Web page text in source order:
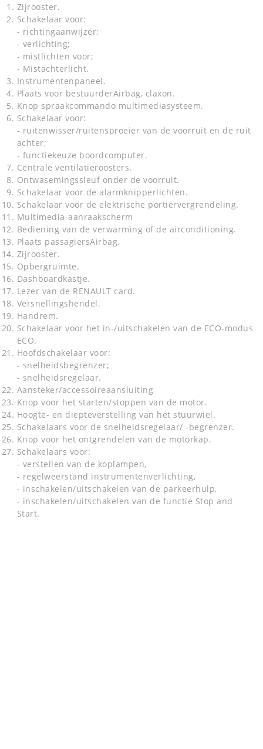
Zijrooster.
Schakelaar voor:
- richtingaanwijzer;
- verlichting;
- mistlichten voor;
- Mistachterlicht.
Instrumentenpaneel.
Plaats voor bestuurderAirbag, claxon.
Knop spraakcommando multimediasysteem.
Schakelaar voor:
- ruitenwisser/ruitensproeier van de voorruit en de ruit
achter;
- functiekeuze boordcomputer.
Centrale ventilatieroosters.
Ontwasemingssleuf onder de voorruit.
Schakelaar voor de alarmknipperlichten.
Schakelaar voor de elektrische portiervergrendeling.
Multimedia-aanraakscherm
Bediening van de verwarming of de airconditioning.
Plaats passagiersAirbag.
Zijrooster.
Opbergruimte.
Dashboardkastje.
Lezer van de RENAULT card.
Versnellingshendel.
Handrem.
Schakelaar voor het in-/uitschakelen van de ECO-modus
ECO.
Hoofdschakelaar voor:
- snelheidsbegrenzer;
- snelheidsregelaar.
Aansteker/accessoireaansluiting
Knop voor het starten/stoppen van de motor.
Hoogte- en diepteverstelling van het stuurwiel.
Schakelaars voor de snelheidsregelaar/ -begrenzer.
Knop voor het ontgrendelen van de motorkap.
Schakelaars voor:
- verstellen van de koplampen,
- regelweerstand instrumentenverlichting,
- inschakelen/uitschakelen van de parkeerhulp,
- inschakelen/uitschakelen van de functie Stop and
Start.